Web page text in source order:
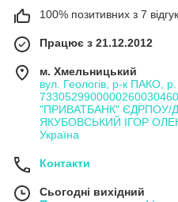
100% позитивних з 7
Працює з 21.12.2012
м. Хмельницький
вул. Геологів, р-к ПАКО,
"ПРИВАТБАНК" ЄДРПОУ/
ЯКУБОВСЬКИЙ ІГОР
Україна
Контакти
Сьогодні вихідний